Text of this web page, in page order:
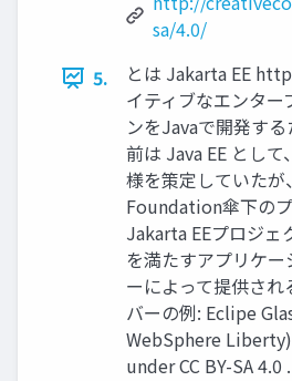
sa/4.0/
5.
とは Jakarta EE
イティブなエンター
ンをJavaで開発する
前は Java EE とし
様を策定していた
Foundation傘下の
Jakarta EEプロジェ
を満たすアプリケー
ーによって提供され
バーの例: Eclipe
WebSphere
under CC BY-SA 4.0